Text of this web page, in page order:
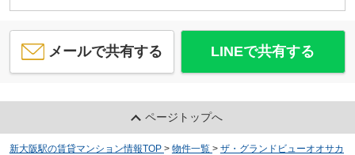
メールで共有する LINEで共有する
ページトップへ
新大阪駅の賃貸マンション情報TOP > 物件一覧 > ザ・グランドビューオオサカ